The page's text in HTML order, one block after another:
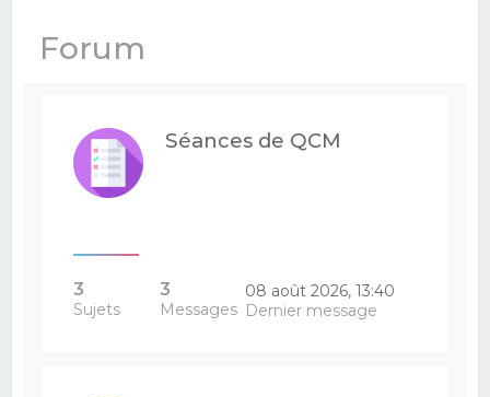
Forum
Séances de QCM
3
Sujets
3
Messages
08 août 2026, 13:40
Dernier message